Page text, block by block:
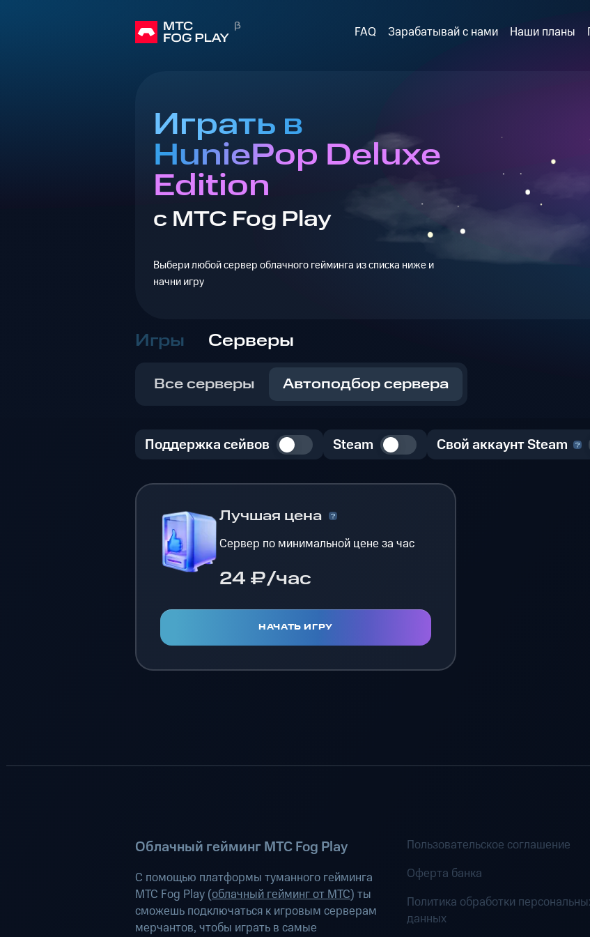
FAQ Зарабатывай с нами Наши планы
Играть в
HuniePop Deluxe
Edition
с МТС Fog Play
Выбери любой сервер облачного гейминга из списка ниже и
начни игру
Игры Серверы
Все серверы Автоподбор сервера
Поддержка сейвов Steam Свой аккаунт Steam
Лучшая цена
Сервер по минимальной цене за час
24 ₽/час
НАЧАТЬ ИГРУ
Облачный гейминг МТС Fog Play
С помощью платформы туманного гейминга
МТС Fog Play (облачный гейминг от МТС) ты
сможешь подключаться к игровым серверам
мерчантов, чтобы играть в самые
Пользовательское соглашение
Оферта банка
Политика обработки
данных